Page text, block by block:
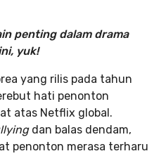
penting dalam drama
yuk!
yang rilis pada tahun
hati penonton
atas Netflix global.
dan balas dendam,
penonton merasa terharu